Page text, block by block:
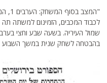
לכבוד המכבים, הזמינום למשתה תה
שמול העיריה. בשעה שבע וחצי
בהבטחה לשחק שנית במשך השבוע